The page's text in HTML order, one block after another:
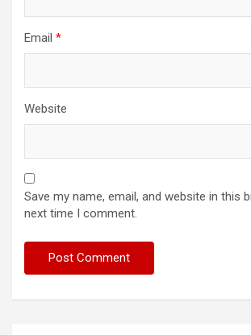
Email *
Website
Save my name, email, and website in this
next time I comment.